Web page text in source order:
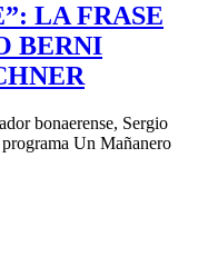
LA FRASE
BERNI
bonaerense, Sergio
Un Mañanero